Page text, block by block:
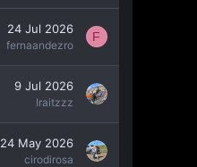
24 Jul 2026
fernaandezro
F
9 Jul 2026
Iraitzzz
24 May 2026
cirodirosa